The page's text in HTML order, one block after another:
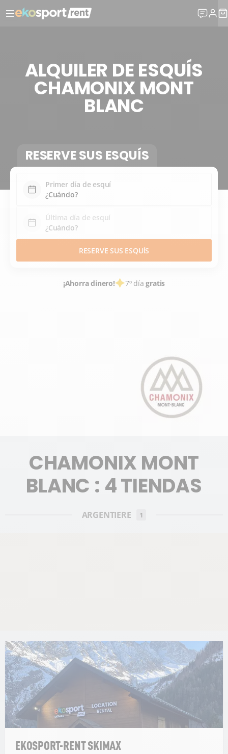
ALQUILER DE ESQUÍS
CHAMONIX MONT
BLANC
RESERVE SUS ESQUÍS
Primer día de esquí
Última día de esquí
RESERVE SUS ESQUÍS
¡Ahorra dinero! 7º díagratis
CHAMONIX MONT
BLANC : 4 TIENDAS
ARGENTIERE 1
EKOSPORT-RENT SKIMAX